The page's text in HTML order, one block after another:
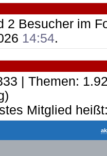
2 Besucher im
14:54.
| Themen:
Mitglied